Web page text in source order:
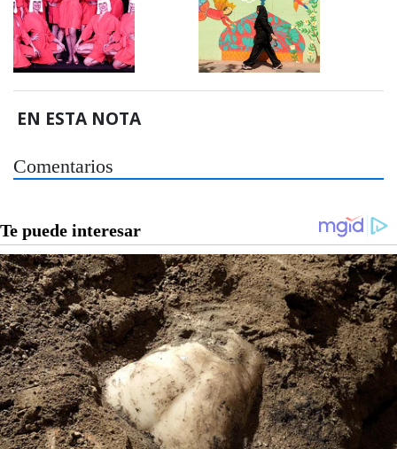
EN ESTA NOTA
Comentarios